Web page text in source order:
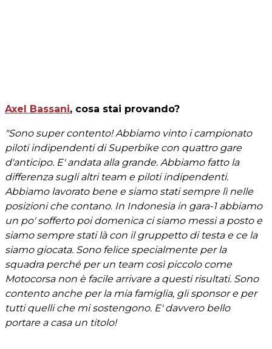
Axel Bassani, cosa stai provando?
"Sono super contento! Abbiamo vinto i campionato
piloti indipendenti di Superbike con quattro gare
d'anticipo. E' andata alla grande. Abbiamo fatto la
differenza sugli altri team e piloti indipendenti.
Abbiamo lavorato bene e siamo stati sempre lì nelle
posizioni che contano. In Indonesia in gara-1 abbiamo
un po' sofferto poi domenica ci siamo messi a posto e
siamo sempre stati là con il gruppetto di testa e ce la
siamo giocata. Sono felice specialmente per la
squadra perché per un team così piccolo come
Motocorsa non è facile arrivare a questi risultati. Sono
contento anche per la mia famiglia, gli sponsor e per
tutti quelli che mi sostengono. E' davvero bello
portare a casa un titolo!